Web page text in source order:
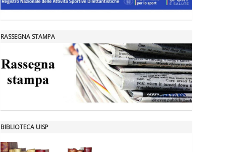
RASSEGNA STAMPA
BIBLIOTECA UISP